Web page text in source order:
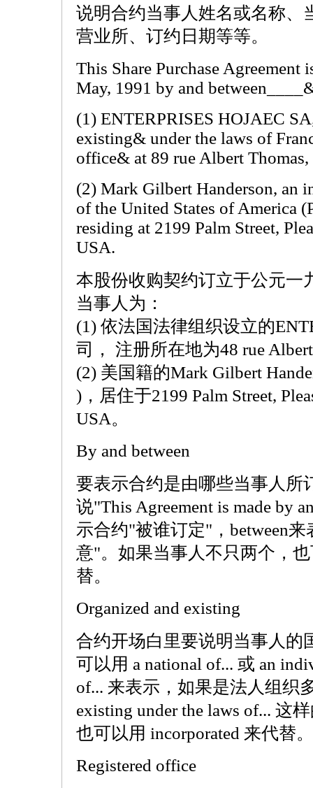
说明合约当事人姓名或名称、
营业所、订约日期等等。
This Share Purchase Agreement
May, 1991 by and
(1) ENTERPRISES HOJAEC
existing& under the laws of
office& at 89 rue Albert Thomas,
(2) Mark Gilbert Handerson, an
of the United States of America
residing at 2199 Palm Street,
USA.
本股份收购契约订立于公元一
当事人为：
(1) 依法国法律组织设立的
司， 注册所在地为48 rue
(2) 美国籍的Mark Gilbert
)，居住于2199 Palm Street,
USA。
By and between
要表示合约是由哪些当事人所
说"This Agreement is made by
示合约"被谁订定"，between
意"。如果当事人不只两个，也
替。
Organized and existing
合约开场白里要说明当事人的
可以用 a national of... 或 an
of... 来表示，如果是法人组织
existing under the laws of... 这
也可以用 incorporated 来代替。
Registered office